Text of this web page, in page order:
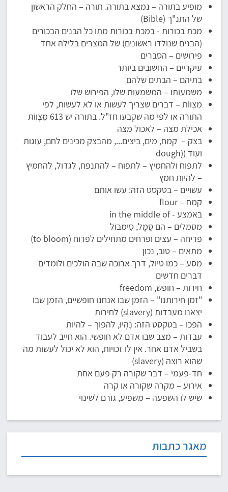
מאגר כתבות
מופיע בתורה – נמצא בתורה. תורה – החלק הראשון
של התנ"ך (Bible)
מכת בכורות - במכת בכורות מתו כל הבנים הבכורים
(הבנים שנולדו ראשונים) של המִצרִים בלילה אחד
פירושים – הסברים
עיקריים – החשובים ביותר
בתיהם – הבתים שלהם
משמעותו – המשמעות שלו, הפירוש שלו
מִצְווֹת – דברים שצריך לעשות או לא לעשות, לפי
התורה או לפי מה שקבעו חז"ל. בתורה יש 613 מִצְווֹת
אכילת מצה – לאכול מצה
בצק – קמח, מים, ביצים..., מהבצק מכינים לחם, עוגות
ועוד ((dough
לתפוח ולהחמיץ – לתפוח – להתנפח, לגדול, להחמיץ
– להיות חמץ
עשויים – בטקסט הזה: עשו אותם
קמח – flour
באמצע - in the middle of
מסמלים – הם סֵמֶל, סִימבּוֹל
פריחה – עצים ופרחים מתחילים לפרוח (to bloom)
מתאים – טוב, נכון
מסע – כמו טיול, דרך ארוכה שבה הולכים ולומדים
דברים חדשים
חירות – חופש, freedom
"זמן חירותנו" – הזמן שבו אנחנו חופשיים, הזמן שבו
יצאנו מעבדות (slavery) לחירות
הפכו – בטקסט הזה: נִהְיוּ, להפוך – להיות
עבדות – מצב שבו אדם לא חופשי. הוא חייב לעבוד
בשביל אדם אחר. אין לו זכויות, הוא לא יכול לעשות מה
שהוא רוצה (slavery)
חד-פעמי – דבר שקורה רק פעם אחת
אירוע – מקרה שקורה או קרה
שיש לו השפעה – משפיע, גורם לשינוי